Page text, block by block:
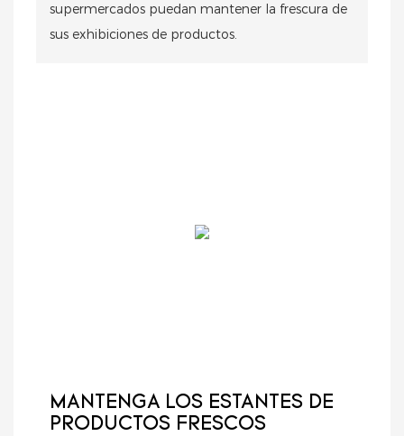
supermercados puedan mantener la frescura de
sus exhibiciones de productos.
MANTENGA LOS ESTANTES DE
PRODUCTOS FRESCOS